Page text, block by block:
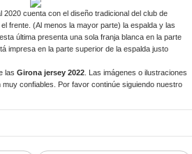
2020 cuenta con el diseño tradicional del club de
frente. (Al menos la mayor parte) la espalda y las
última presenta una sola franja blanca en la parte
impresa en la parte superior de la espalda justo
las Girona jersey 2022. Las imágenes o ilustraciones
confiables. Por favor continúe siguiendo nuestro